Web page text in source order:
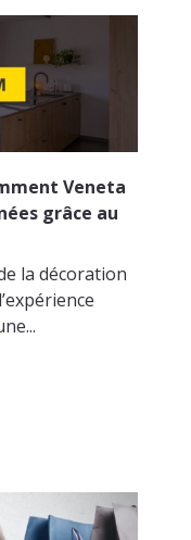
Veneta
grâce au
la décoration